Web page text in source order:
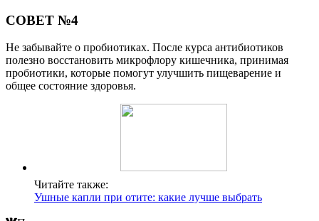
СОВЕТ №4
Не забывайте о пробиотиках. После курса антибиотиков
полезно восстановить микрофлору кишечника, принимая
пробиотики, которые помогут улучшить пищеварение и
общее состояние здоровья.
Читайте также:
Ушные капли при отите: какие лучше выбрать